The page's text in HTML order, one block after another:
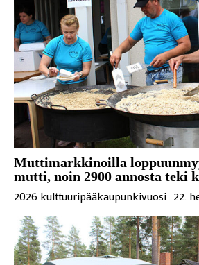
Muttimarkkinoilla
mutti, noin 2900 annosta teki
2026 kulttuuripääkaupunkivuosi 22.